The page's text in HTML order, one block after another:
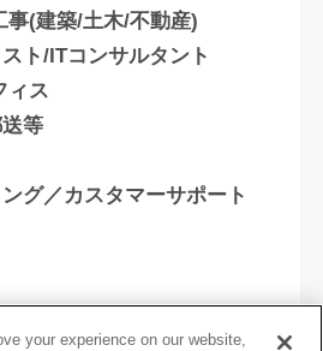
事(建築/土木/不動産)
ト/ITコンサルタント
ィス
等
グ／カスタマーサポート
your experience on our website,